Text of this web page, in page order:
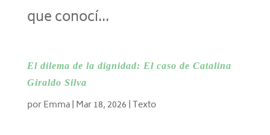
que conocí...
El dilema de la dignidad: El caso de Catalina
Giraldo Silva
porEmma| Mar 18, 2026 |Texto